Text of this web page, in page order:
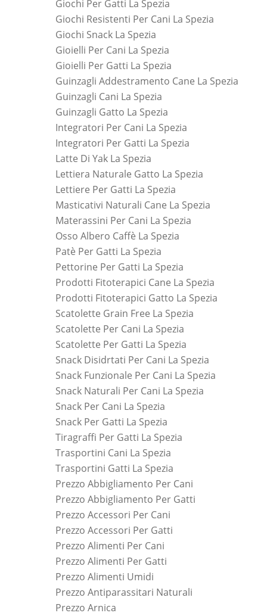
Giochi Per Gatti La Spezia
Giochi Resistenti Per Cani La Spezia
Giochi Snack La Spezia
Gioielli Per Cani La Spezia
Gioielli Per Gatti La Spezia
Guinzagli Addestramento Cane La Spezia
Guinzagli Cani La Spezia
Guinzagli Gatto La Spezia
Integratori Per Cani La Spezia
Integratori Per Gatti La Spezia
Latte Di Yak La Spezia
Lettiera Naturale Gatto La Spezia
Lettiere Per Gatti La Spezia
Masticativi Naturali Cane La Spezia
Materassini Per Cani La Spezia
Osso Albero Caffè La Spezia
Patè Per Gatti La Spezia
Pettorine Per Gatti La Spezia
Prodotti Fitoterapici Cane La Spezia
Prodotti Fitoterapici Gatto La Spezia
Scatolette Grain Free La Spezia
Scatolette Per Cani La Spezia
Scatolette Per Gatti La Spezia
Snack Disidrtati Per Cani La Spezia
Snack Funzionale Per Cani La Spezia
Snack Naturali Per Cani La Spezia
Snack Per Cani La Spezia
Snack Per Gatti La Spezia
Tiragraffi Per Gatti La Spezia
Trasportini Cani La Spezia
Trasportini Gatti La Spezia
Prezzo Abbigliamento Per Cani
Prezzo Abbigliamento Per Gatti
Prezzo Accessori Per Cani
Prezzo Accessori Per Gatti
Prezzo Alimenti Per Cani
Prezzo Alimenti Per Gatti
Prezzo Alimenti Umidi
Prezzo Antiparassitari Naturali
Prezzo Arnica